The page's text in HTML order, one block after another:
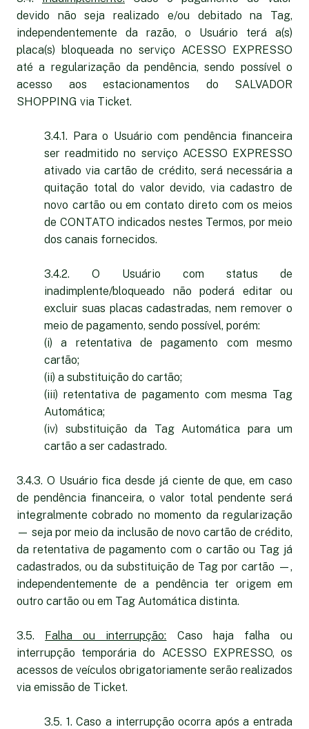
devido não seja realizado e/ou debitado na Tag,
independentemente da razão, o Usuário terá a(s)
placa(s) bloqueada no serviço ACESSO EXPRESSO
até a regularização da pendência, sendo possível o
acesso aos estacionamentos do SALVADOR
SHOPPING via Ticket.
3.4.1. Para o Usuário com pendência financeira
ser readmitido no serviço ACESSO EXPRESSO
ativado via cartão de crédito, será necessária a
quitação total do valor devido, via cadastro de
novo cartão ou em contato direto com os meios
de CONTATO indicados nestes Termos, por meio
dos canais fornecidos.
3.4.2. O Usuário com status de
inadimplente/bloqueado não poderá editar ou
excluir suas placas cadastradas, nem remover o
meio de pagamento, sendo possível, porém:
(i) a retentativa de pagamento com mesmo
cartão;
(ii) a substituição do cartão;
(iii) retentativa de pagamento com mesma Tag
Automática;
(iv) substituição da Tag Automática para um
cartão a ser cadastrado.
3.4.3. O Usuário fica desde já ciente de que, em caso
de pendência financeira, o valor total pendente será
integralmente cobrado no momento da regularização
— seja por meio da inclusão de novo cartão de crédito,
da retentativa de pagamento com o cartão ou Tag já
cadastrados, ou da substituição de Tag por cartão —,
independentemente de a pendência ter origem em
outro cartão ou em Tag Automática distinta.
3.5. Falha ou interrupção: Caso haja falha ou
interrupção temporária do ACESSO EXPRESSO, os
acessos de veículos obrigatoriamente serão realizados
via emissão de Ticket.
3.5. 1. Caso a interrupção ocorra após a entrada